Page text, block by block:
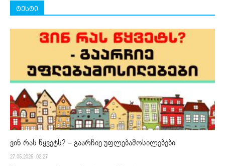
ტესტი
ვინ რას წყვეტს? – გაარჩიე უფლებამოსილებები
27.05.2025. 02:27